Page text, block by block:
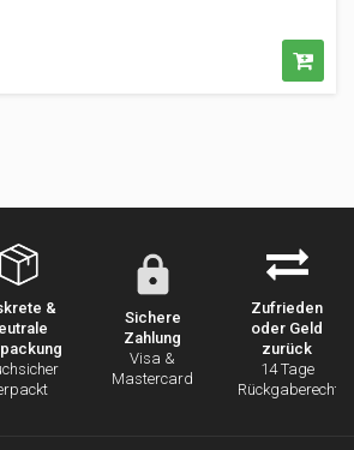
&
Sichere
Zahlung
Visa &
Mastercard
Zufrieden
oder Geld
zurück
14 Tage
Rückgaberecht